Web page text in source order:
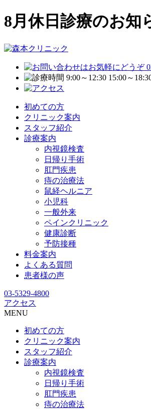
8月休日診療のお知
初めての方
クリニック案内
スタッフ紹介
診療案内
内視鏡検査
日帰り手術
肛門疾患
痔の治療法
鼠経ヘルニア
小児科
一般外来
ペインクリニック
健康診断
予防接種
料金案内
よくある質問
患者様の声
03-5329-4800
アクセス
MENU
初めての方
クリニック案内
スタッフ紹介
診療案内
内視鏡検査
日帰り手術
肛門疾患
痔の治療法